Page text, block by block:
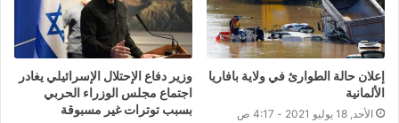
إعلان حالة الطوارئ في ولاية بافاريا
الألمانية
الأحد, 18 يوليو 2021 - 4:17 ص
وزير دفاع الإحتلال الإسرائيلي يغادر
اجتماع مجلس الوزراء الحربي
بسبب توترات غير مسبوقة